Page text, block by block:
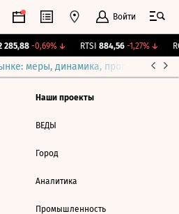
Войти
-0,69%↓ RTSI 884,56 -1,27%↓
меры, динамика, прогнозы
Наши проекты
ВЕДЫ
Город
Аналитика
Промышленность